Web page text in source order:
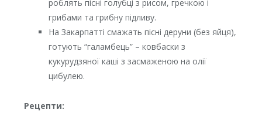
роблять пісні голубці з рисом, гречкою і
грибами та грибну підливу.
На Закарпатті смажать пісні деруни (без яйця),
готують “галамбець” – ковбаски з
кукурудзяної каші з засмаженою на олії
цибулею.
Рецепти: